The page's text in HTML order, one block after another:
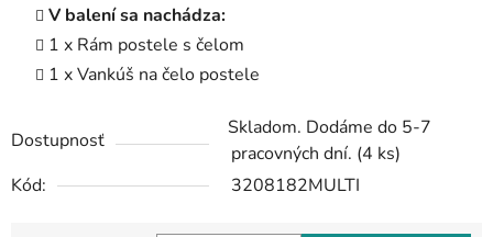
V balení sa nachádza:
1 x Rám postele s čelom
1 x Vankúš na čelo postele
Dostupnosť
Skladom. Dodáme do 5-7
pracovných dní. (4 ks)
Kód:
3208182MULTI